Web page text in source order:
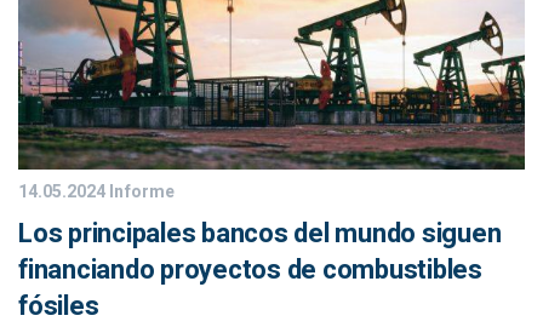
14.05.2024Informe
Los principales bancos del mundo siguen
financiando proyectos de combustibles
fósiles